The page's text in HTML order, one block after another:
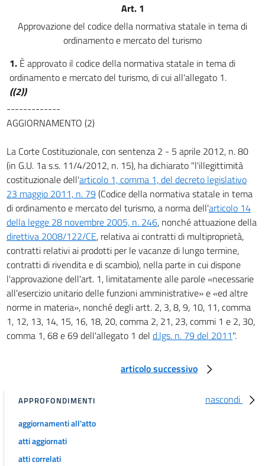
CONTRATTI DEL TURISMO ORGANIZZATO
((Sezione I
Pacchetti turistici e servizi turistici collegati))
art. 32
art. 33
((Sezione II
Obblighi di informazione e contenuto del contratto di pacchetto turistico))
art. 34
art. 35
art. 36
art. 37
((Sezione III
Modifiche al contratto di pacchetto turistico prima dell'inizio del pacchetto))
art. 38
art. 39
art. 40
art. 41
((Sezione IV
Esecuzione del pacchetto))
art. 42
art. 43
art. 47
art. 48
Art. 1
Approvazione del codice della normativa statale in tema di
ordinamento e mercato del turismo
1. È approvato il codice della normativa statale in tema di
ordinamento e mercato del turismo, di cui all'allegato 1.
((2))
-------------
AGGIORNAMENTO (2)
La Corte Costituzionale, con sentenza 2 - 5 aprile 2012, n. 80
(in G.U. 1a s.s. 11/4/2012, n. 15), ha dichiarato "l'illegittimità
costituzionale dell'articolo 1, comma 1, del decreto legislativo
23 maggio 2011, n. 79 (Codice della normativa statale in tema
di ordinamento e mercato del turismo, a norma dell'articolo 14
della legge 28 novembre 2005, n. 246, nonché attuazione della
direttiva 2008/122/CE, relativa ai contratti di multiproprietà,
contratti relativi ai prodotti per le vacanze di lungo termine,
contratti di rivendita e di scambio), nella parte in cui dispone
l'approvazione dell'art. 1, limitatamente alle parole «necessarie
all'esercizio unitario delle funzioni amministrative» e «ed altre
norme in materia», nonché degli artt. 2, 3, 8, 9, 10, 11, comma
1, 12, 13, 14, 15, 16, 18, 20, comma 2, 21, 23, commi 1 e 2, 30,
comma 1, 68 e 69 dell'allegato 1 del d.lgs. n. 79 del 2011".
articolo successivo
nascondi
APPROFONDIMENTI
aggiornamenti all'atto
atti aggiornati
atti correlati